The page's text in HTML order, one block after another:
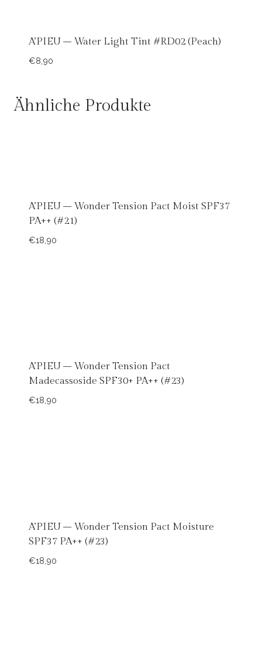
A’PIEU – Water Light Tint #RD02 (Peach)
€8,90
Ähnliche Produkte
A’PIEU – Wonder Tension Pact Moist SPF37
PA++ (#21)
€18,90
A’PIEU – Wonder Tension Pact
Madecassoside SPF30+ PA++ (#23)
€18,90
A’PIEU – Wonder Tension Pact Moisture
SPF37 PA++ (#23)
€18,90